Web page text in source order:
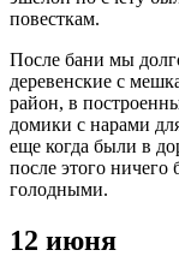
повесткам.
После бани мы
деревенские с
район, в
домики с нарами
еще когда были в
после этого ничего
голодными.
12 июня